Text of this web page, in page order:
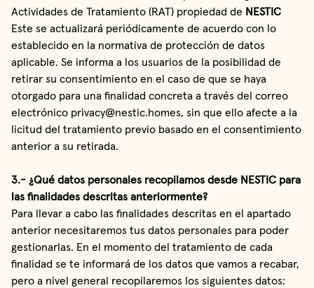
Actividades de Tratamiento (RAT) propiedad de NESTIC
Este se actualizará periódicamente de acuerdo con lo
establecido en la normativa de protección de datos
aplicable. Se informa a los usuarios de la posibilidad de
retirar su consentimiento en el caso de que se haya
otorgado para una finalidad concreta a través del correo
electrónico privacy@nestic.homes, sin que ello afecte a la
licitud del tratamiento previo basado en el consentimiento
anterior a su retirada.
3.- ¿Qué datos personales recopilamos desde NESTIC para
las finalidades descritas anteriormente?
Para llevar a cabo las finalidades descritas en el apartado
anterior necesitaremos tus datos personales para poder
gestionarlas. En el momento del tratamiento de cada
finalidad se te informará de los datos que vamos a recabar,
pero a nivel general recopilaremos los siguientes datos: